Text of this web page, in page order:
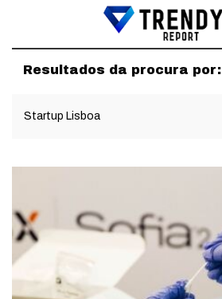
Resultados da procura por: